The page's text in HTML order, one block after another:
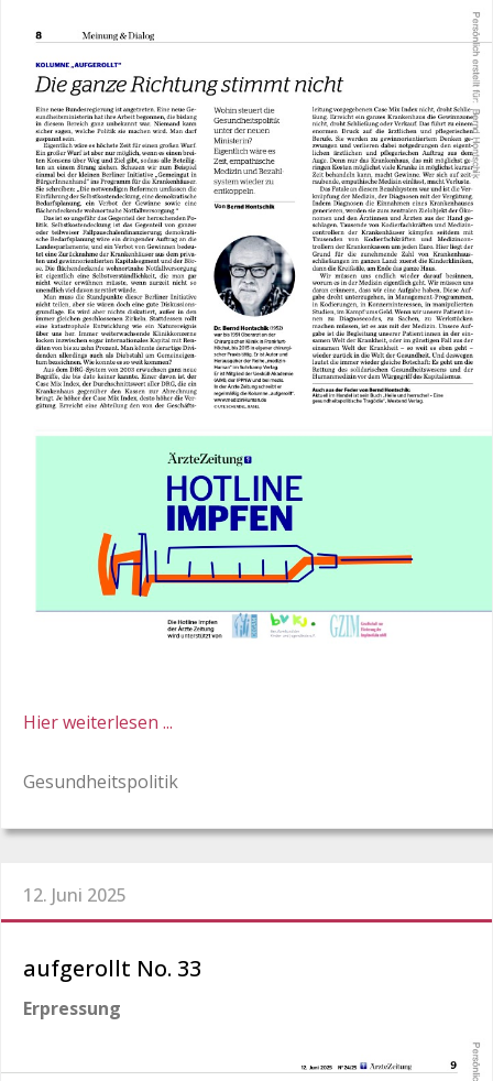
Hier weiterlesen ...
Gesundheitspolitik
12. Juni 2025
aufgerollt No. 33
Erpressung